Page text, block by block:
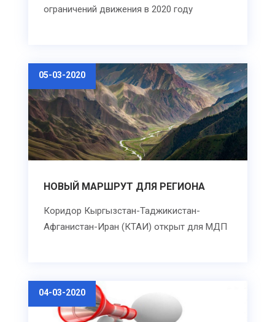
ограничений движения в 2020 году
05-03-2020
НОВЫЙ МАРШРУТ ДЛЯ РЕГИОНА
Коридор Кыргызстан-Таджикистан-
Афганистан-Иран (КТАИ) открыт для МДП
04-03-2020